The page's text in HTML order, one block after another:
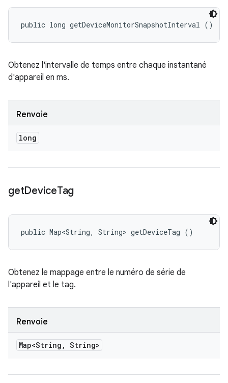
public long getDeviceMonitorSnapshotInterval ()
Obtenez l'intervalle de temps entre chaque instantané
d'appareil en ms.
Renvoie
long
getDeviceTag
public Map<String, String> getDeviceTag ()
Obtenez le mappage entre le numéro de série de
l'appareil et le tag.
Renvoie
Map<String , String>